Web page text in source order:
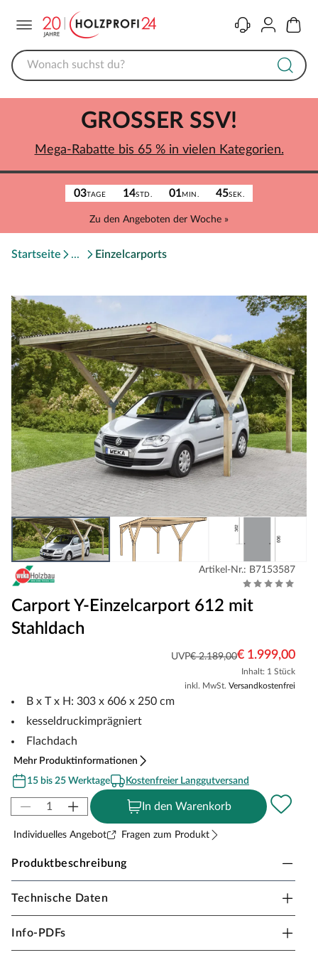
KontaktKonto
03TAGE 14STD. 01MIN. 45SEK.
Zu den Angeboten der Woche »
GROSSER SSV!
Mega-Rabatte bis 65 % in vielen Kategorien.
Startseite Einzelcarports
Artikel-Nr.: B7153587
Carport Y-Einzelcarport 612 mit
Stahldach
UVP€ 2.189,00€ 1.999,00
Inhalt: 1 Stück
inkl. MwSt. Versandkostenfrei
B x T x H: 303 x 606 x 250 cm
kesseldruckimprägniert
Flachdach
Mehr Produktinformationen
15 bis 25 Werktage
Kostenfreier Langgutversand
In den Warenkorb
Individuelles Angebot Fragen zum Produkt
Produktbeschreibung
WEKA Carport Y-Einzelcarport "612" mit
Stahldach
Technische Daten
Info-PDFs